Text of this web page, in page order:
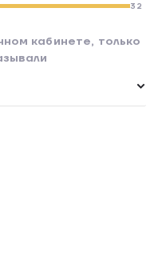
32
кабинете, только